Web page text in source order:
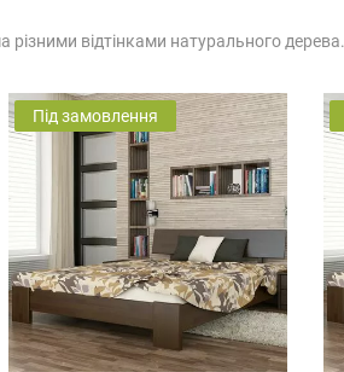
відтінками натурального дерева.
Під замовлення